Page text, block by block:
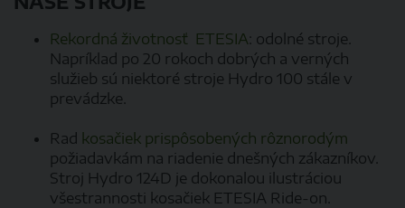
Rekordná životnosť ETESIA: odolné stroje.
Napríklad po 20 rokoch dobrých a verných
služieb sú niektoré stroje Hydro 100 stále v
prevádzke.
Rad kosačiek prispôsobených rôznorodým
požiadavkám na riadenie dnešných zákazníkov.
Stroj Hydro 124D je dokonalou ilustráciou
všestrannosti kosačiek ETESIA Ride-on.